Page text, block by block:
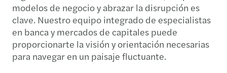
modelos de negocio y abrazar la disrupción es
clave. Nuestro equipo integrado de especialistas
en banca y mercados de capitales puede
proporcionarte la visión y orientación necesarias
para navegar en un paisaje fluctuante.